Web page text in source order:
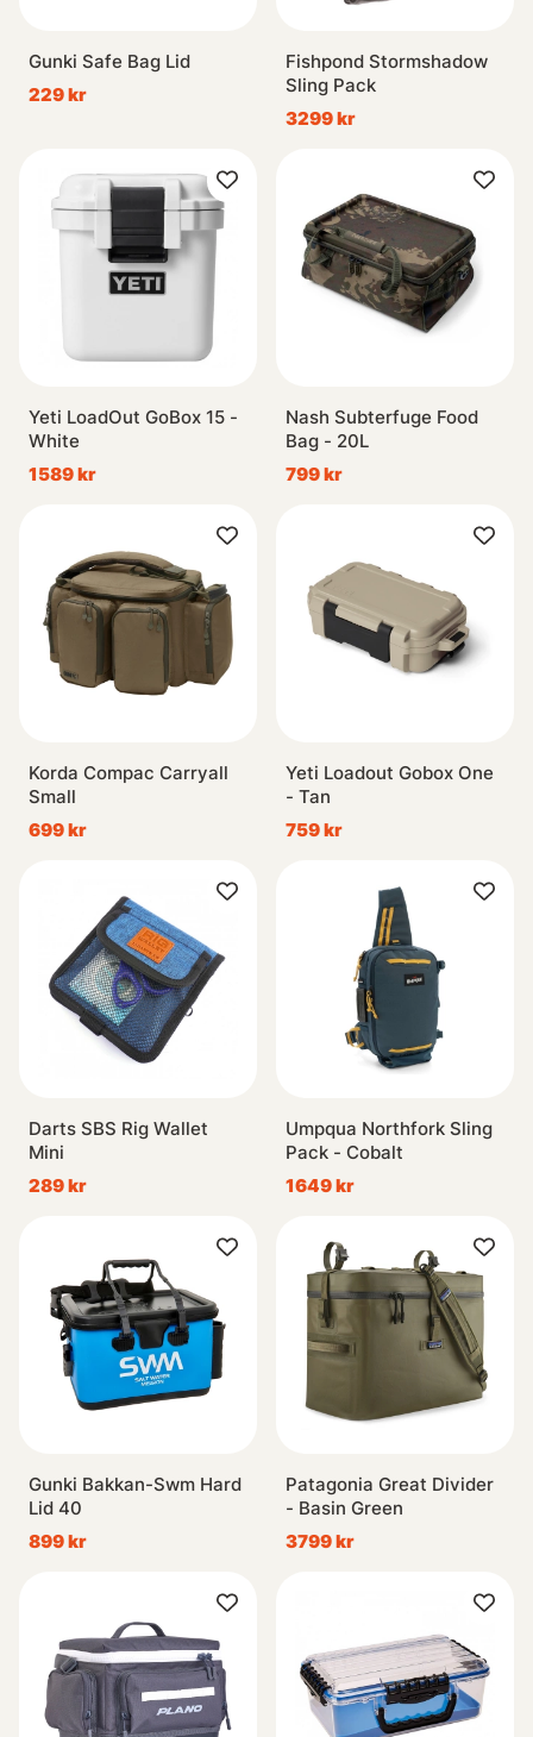
Gunki Safe Bag Lid
229 kr
Fishpond Stormshadow
Sling Pack
3299 kr
Yeti LoadOut GoBox 15 -
White
1589 kr
Nash Subterfuge Food
Bag - 20L
799 kr
Korda Compac Carryall
Small
699 kr
Yeti Loadout Gobox One
- Tan
759 kr
Darts SBS Rig Wallet
Mini
289 kr
Umpqua Northfork Sling
Pack - Cobalt
1649 kr
Gunki Bakkan-Swm Hard
Lid 40
899 kr
Patagonia Great Divider
- Basin Green
3799 kr